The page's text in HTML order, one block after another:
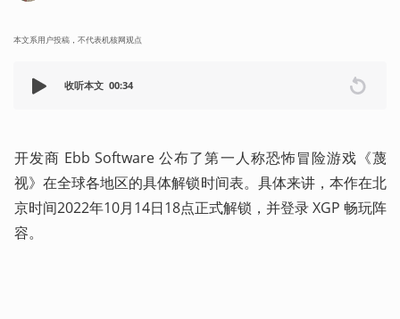
本文系用户投稿，不代表机核网观点
收听本文 00:34
开发商 Ebb Software 公布了第一人称恐怖冒险游戏《蔑
视》在全球各地区的具体解锁时间表。具体来讲，本作在北
京时间2022年10月14日18点正式解锁，并登录 XGP 畅玩阵
容。